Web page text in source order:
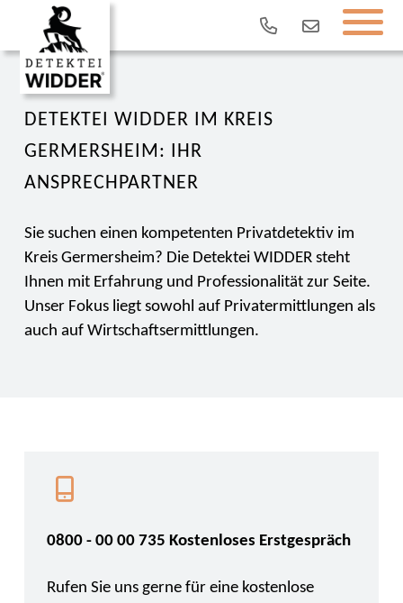
DETEKTEI WIDDER IM KREIS
GERMERSHEIM: IHR
ANSPRECHPARTNER
Sie suchen einen kompetenten Privatdetektiv im
Kreis Germersheim? Die Detektei WIDDER steht
Ihnen mit Erfahrung und Professionalität zur Seite.
Unser Fokus liegt sowohl auf Privatermittlungen als
auch auf Wirtschaftsermittlungen.
0800 - 00 00 735 Kostenloses Erstgespräch
Rufen Sie uns gerne für eine kostenlose